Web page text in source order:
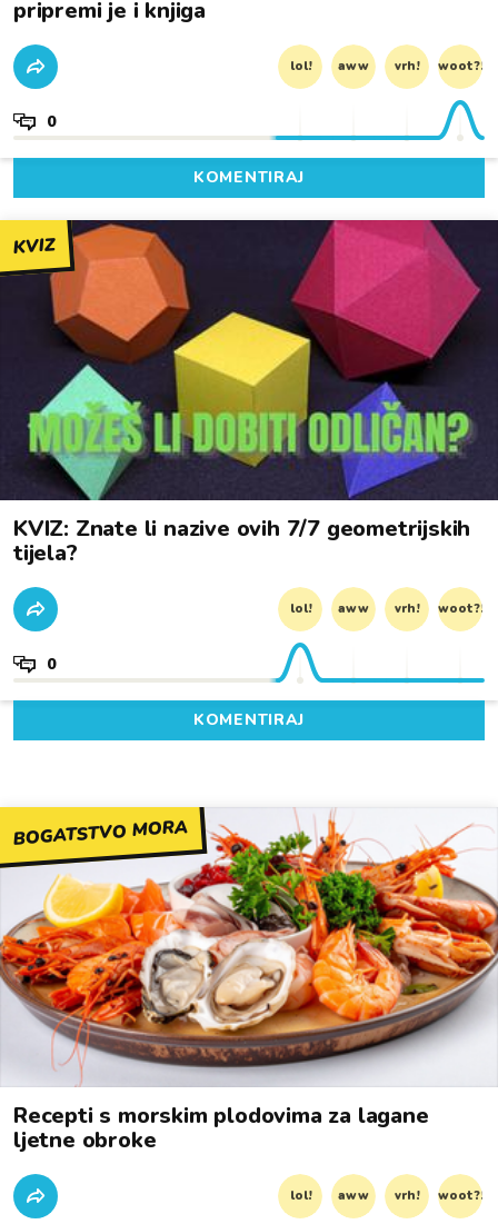
pripremi je i knjiga
lol! aww vrh! woot?!
0
KOMENTIRAJ
KVIZ
KVIZ: Znate li nazive ovih 7/7 geometrijskih
tijela?
lol! aww vrh! woot?!
0
KOMENTIRAJ
BOGATSTVO MORA
Recepti s morskim plodovima za lagane
ljetne obroke
lol! aww vrh! woot?!